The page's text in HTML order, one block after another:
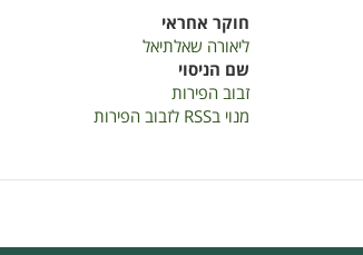
חוקר אחראי
ליאורה שאלתיאל
שם הניסוי
זבוב הפירות
מנוי בRSS לזבוב הפירות